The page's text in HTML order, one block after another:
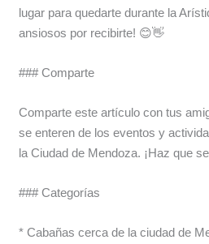
lugar para quedarte durante la
ansiosos por recibirte! 😊👋
### Comparte
Comparte este artículo con tus
se enteren de los eventos y
la Ciudad de Mendoza. ¡Haz que
### Categorías
* Cabañas cerca de la ciudad de